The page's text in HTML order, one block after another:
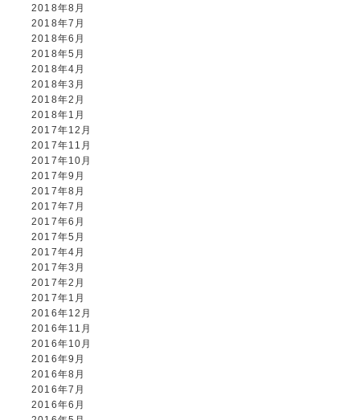
2018年8月
2018年7月
2018年6月
2018年5月
2018年4月
2018年3月
2018年2月
2018年1月
2017年12月
2017年11月
2017年10月
2017年9月
2017年8月
2017年7月
2017年6月
2017年5月
2017年4月
2017年3月
2017年2月
2017年1月
2016年12月
2016年11月
2016年10月
2016年9月
2016年8月
2016年7月
2016年6月